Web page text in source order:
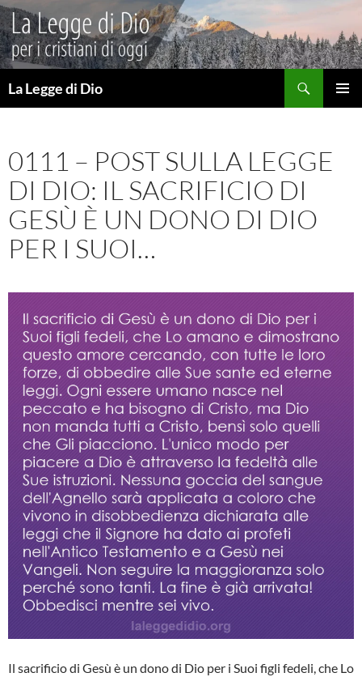
Vai
al
contenuto
La Legge di Dio
0111 – POST SULLA LEGGE
DI DIO: IL SACRIFICIO DI
GESÙ È UN DONO DI DIO
PER I SUOI…
Il sacrificio di Gesù è un dono di Dio per i Suoi figli fedeli, che Lo